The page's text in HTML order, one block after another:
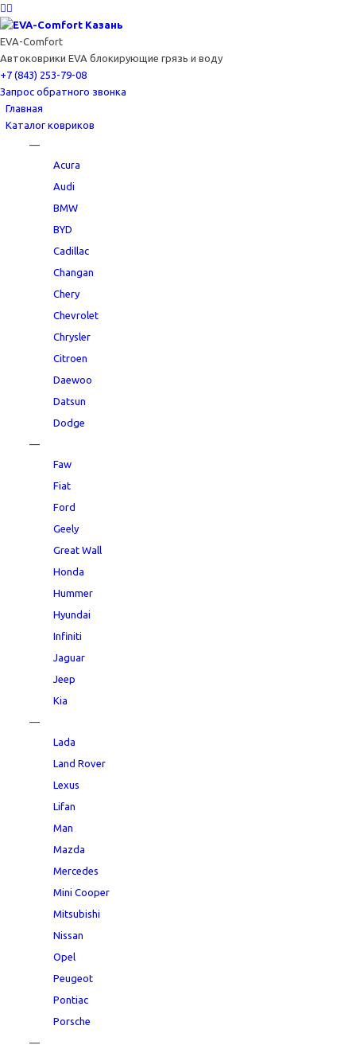
EVA-Comfort
Автоковрики EVA блокирующие грязь и воду
+7 (843) 253-79-08
Запрос обратного звонка
Главная
Каталог ковриков
—
Acura
Audi
BMW
BYD
Cadillac
Changan
Chery
Chevrolet
Chrysler
Citroen
Daewoo
Datsun
Dodge
—
Faw
Fiat
Ford
Geely
Great Wall
Honda
Hummer
Hyundai
Infiniti
Jaguar
Jeep
Kia
—
Lada
Land Rover
Lexus
Lifan
Man
Mazda
Mercedes
Mini Cooper
Mitsubishi
Nissan
Opel
Peugeot
Pontiac
Porsche
—